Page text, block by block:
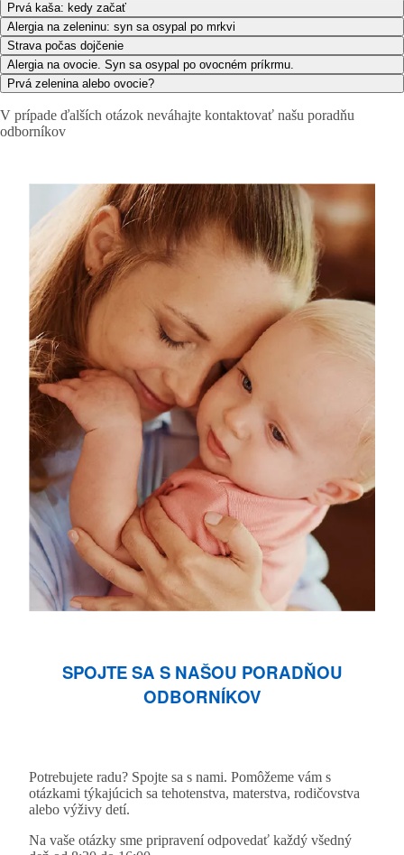
Prvá kaša: kedy začať
Alergia na zeleninu: syn sa osypal po mrkvi
Strava počas dojčenie
Alergia na ovocie. Syn sa osypal po ovocném príkrmu.
Prvá zelenina alebo ovocie?
V prípade ďalších otázok neváhajte kontaktovať našu poradňu
odborníkov
SPOJTE SA S NAŠOU PORADŇOU
ODBORNÍKOV
Potrebujete radu? Spojte sa s nami. Pomôžeme vám s
otázkami týkajúcich sa tehotenstva, materstva, rodičovstva
alebo výživy detí.
Na vaše otázky sme pripravení odpovedať každý všedný